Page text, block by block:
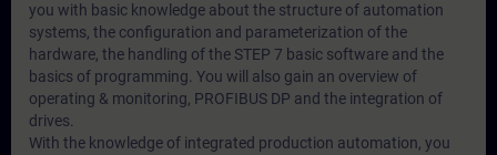
you with basic knowledge about the structure of automation
systems, the configuration and parameterization of the
hardware, the handling of the STEP 7 basic software and the
basics of programming. You will also gain an overview of
operating & monitoring, PROFIBUS DP and the integration of
drives.
With the knowledge of integrated production automation, you